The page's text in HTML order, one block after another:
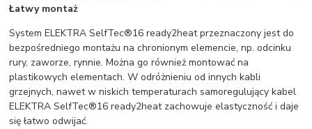
Łatwy montaż
System ELEKTRA SelfTec®16 ready2heat przeznaczony jest do
bezpośredniego montażu na chronionym elemencie, np. odcinku
rury, zaworze, rynnie. Można go również montować na
plastikowych elementach. W odróżnieniu od innych kabli
grzejnych, nawet w niskich temperaturach samoregulujący kabel
ELEKTRA SelfTec®16 ready2heat zachowuje elastyczność i daje
się łatwo odwijać.